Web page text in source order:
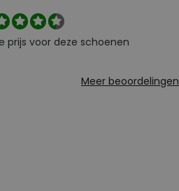
prijs voor deze schoenen
Meer beoordelingen